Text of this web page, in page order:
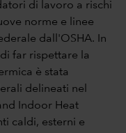
di lavoro a rischi
norme e linee
dall'OSHA. In
far rispettare la
è stata
delineati nel
Indoor Heat
caldi, esterni e